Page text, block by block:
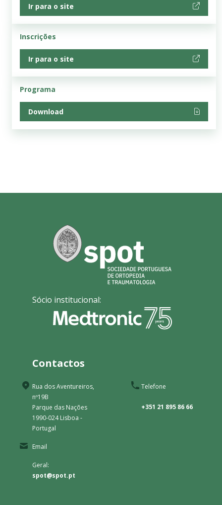
Ir para o site
Inscrições
Ir para o site
Programa
Download
Sócio institucional:
Contactos
Rua dos Aventureiros,
nº19B
Parque das Nações
1990-024 Lisboa -
Portugal
Telefone
+351 21 895 86 66
Email
Geral:
spot@spot.pt